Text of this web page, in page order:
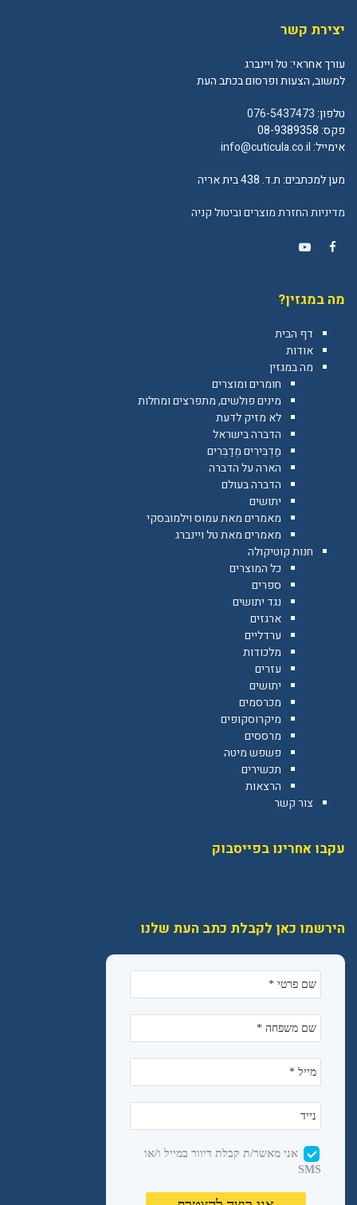
יצירת קשר
עורך אחראי: טל ויינברג
למשוב, הצעות ופרסום בכתב העת
טלפון:076-5437473
פקס: 08-9389358
אימייל:info@cuticula.co.il
מען למכתבים: ת.ד. 438 בית אריה
מדיניות החזרת מוצרים וביטול קניה
מה במגזין?
דף הבית
אודות
מה במגזין
חומרים ומוצרים
מינים פולשים, מתפרצים ומחלות
לא מזיק לדעת
הדברה בישראל
מַדְבִּירִים מְדַבְּרִים
הארה על הדברה
הדברה בעולם
יתושים
מאמרים מאת עמוס וילמובסקי
מאמרים מאת טל ויינברג
חנות קוטיקולה
כל המוצרים
ספרים
נגד יתושים
ארגזים
ערדליים
מלכודות
עזרים
יתושים
מכרסמים
מיקרוסקופים
מרססים
פשפש מיטה
תכשירים
הרצאות
צור קשר
עקבו אחרינו בפייסבוק
הירשמו כאן לקבלת כתב העת שלנו